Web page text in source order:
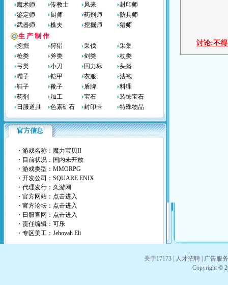
魔术师
传教士 风来
封印师
鉴定师
厨师 药剂师
防具师
武器师
樵夫 挖掘师 猎师
生 产 制 作
挖掘 狩猎 采伐
采集
枪类
斧类 剑类
杖类
弓类
小刀 回力标
头盔
帽子
铠甲 衣服
法袍
鞋子
靴子 盾牌
料理
药剂
加工 宝石
装饰宝石
日服道具
色素矿石 封印卡 特殊物品
官方信息
・游戏名称：魔力宝贝II
・目前状况：国内未开放
・游戏类型：MMORPG
・开发公司：SQUARE ENIX
・代理发行： 久游网
・官方网站： 点击进入
・官方论坛： 点击进入
・日服官网： 点击进入
・责任编辑：可乐
・专区美工：Jehovah Eli
讨论:不
关于17173 人才招聘
广告服务
Copyright ©